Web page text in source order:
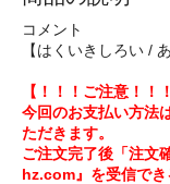
コメント
【はくいきしろい /
【！！！ご注意！！！
今回のお支払い方法
ただきます。
ご注文完了後「注文
hz.com』を受信で